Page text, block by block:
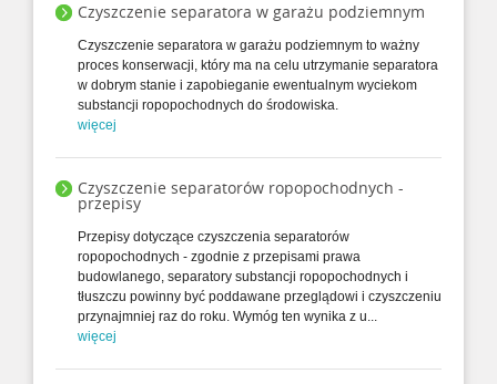
Czyszczenie separatora w garażu podziemnym
Czyszczenie separatora w garażu podziemnym to ważny
proces konserwacji, który ma na celu utrzymanie separatora
w dobrym stanie i zapobieganie ewentualnym wyciekom
substancji ropopochodnych do środowiska.
więcej
Czyszczenie separatorów ropopochodnych -
przepisy
Przepisy dotyczące czyszczenia separatorów
ropopochodnych - zgodnie z przepisami prawa
budowlanego, separatory substancji ropopochodnych i
tłuszczu powinny być poddawane przeglądowi i czyszczeniu
przynajmniej raz do roku. Wymóg ten wynika z u...
więcej